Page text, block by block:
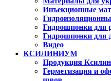
Инъекционные
Гидрошпонки для
Гидрошпонки для
Видео
КСИЛИНИУМ
Продукция
Герметизация и